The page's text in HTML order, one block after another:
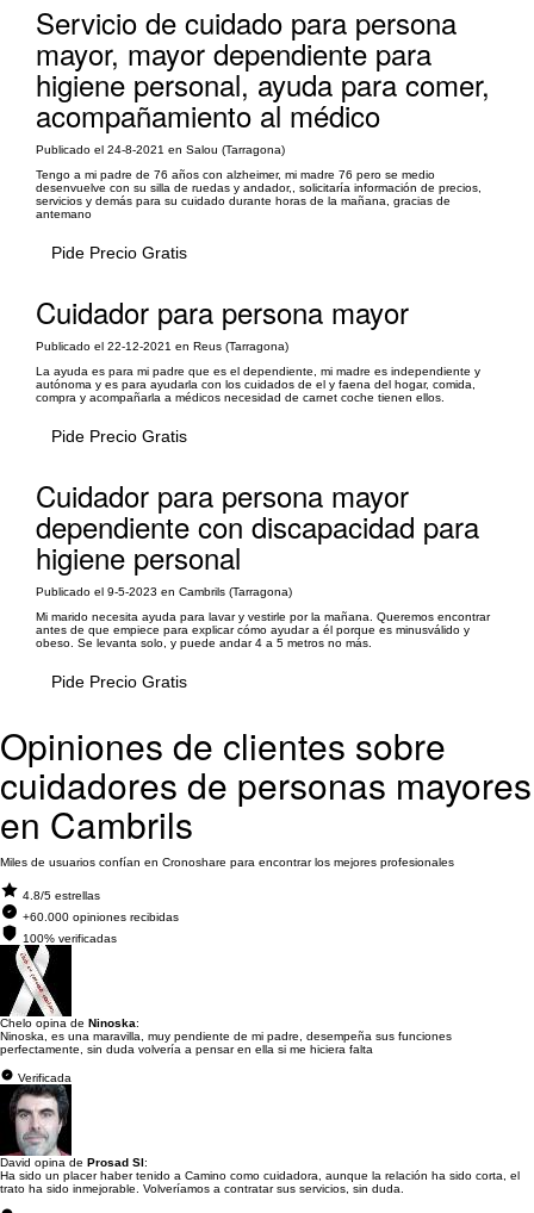
Servicio de cuidado para persona
mayor, mayor dependiente para
higiene personal, ayuda para comer,
acompañamiento al médico
Publicado el 24-8-2021 en Salou (Tarragona)
Tengo a mi padre de 76 años con alzheimer, mi madre 76 pero se medio
desenvuelve con su silla de ruedas y andador,, solicitaría información de precios,
servicios y demás para su cuidado durante horas de la mañana, gracias de
antemano
Pide Precio Gratis
Cuidador para persona mayor
Publicado el 22-12-2021 en Reus (Tarragona)
La ayuda es para mi padre que es el dependiente, mi madre es independiente y
autónoma y es para ayudarla con los cuidados de el y faena del hogar, comida,
compra y acompañarla a médicos necesidad de carnet coche tienen ellos.
Pide Precio Gratis
Cuidador para persona mayor
dependiente con discapacidad para
higiene personal
Publicado el 9-5-2023 en Cambrils (Tarragona)
Mi marido necesita ayuda para lavar y vestirle por la mañana. Queremos encontrar
antes de que empiece para explicar cómo ayudar a él porque es minusválido y
obeso. Se levanta solo, y puede andar 4 a 5 metros no más.
Pide Precio Gratis
Opiniones de clientes sobre
cuidadores de personas mayores
en Cambrils
Miles de usuarios confían en Cronoshare para encontrar los mejores profesionales
4.8/5 estrellas
+60.000 opiniones recibidas
100% verificadas
Chelo opina de Ninoska:
Ninoska, es una maravilla, muy pendiente de mi padre, desempeña sus funciones
perfectamente, sin duda volvería a pensar en ella si me hiciera falta
Verificada
David opina de Prosad Sl:
Ha sido un placer haber tenido a Camino como cuidadora, aunque la relación ha sido corta, el
trato ha sido inmejorable. Volveríamos a contratar sus servicios, sin duda.